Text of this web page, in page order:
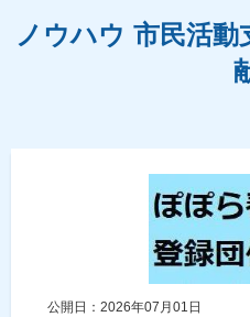
ノウハウ 市民活
公開日：2026年07月01日